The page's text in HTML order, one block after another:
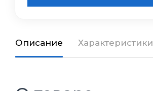
Описание Характеристики